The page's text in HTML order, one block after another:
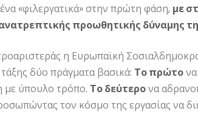
«φιλεργατικά» στην πρώτη φάση, με
προωθητικής δύναμης
η Ευρωπαϊκή
δύο πράγματα βασικά: Το πρώτο
με ύπουλο τρόπο. Το δεύτερονα
τον κόσμο της εργασίας να